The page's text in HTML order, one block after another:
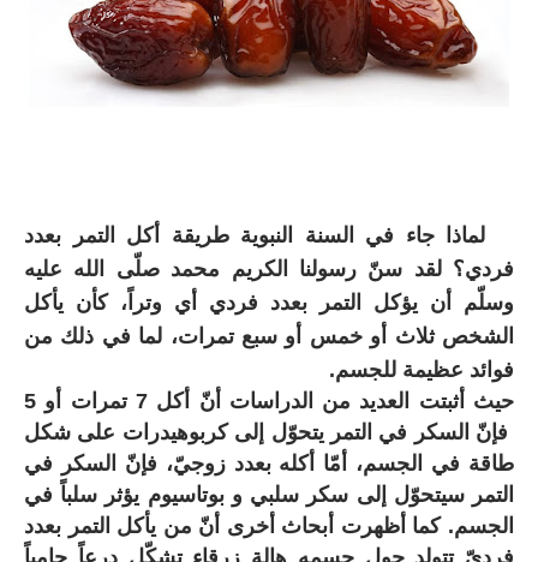
لماذا جاء في السنة النبوية طريقة أكل التمر بعدد
فردي؟ لقد سنّ رسولنا الكريم محمد صلّى الله عليه
وسلّم أن يؤكل التمر بعدد فردي أي وتراً، كأن يأكل
الشخص ثلاث أو خمس أو سبع تمرات، لما في ذلك من
فوائد عظيمة للجسم.
حيث أثبتت العديد من الدراسات أنّ أكل 7 تمرات أو 5
فإنّ السكر في التمر يتحوّل إلى كربوهيدرات على شكل
طاقة في الجسم، أمّا أكله بعدد زوجيّ، فإنّ السكر في
التمر سيتحوّل إلى سكر سلبي و بوتاسيوم يؤثر سلباً في
الجسم. كما أظهرت أبحاث أخرى أنّ من يأكل التمر بعدد
فرديّ تتولد حول جسمه هالة زرقاء تشكّل درعاً حامياً